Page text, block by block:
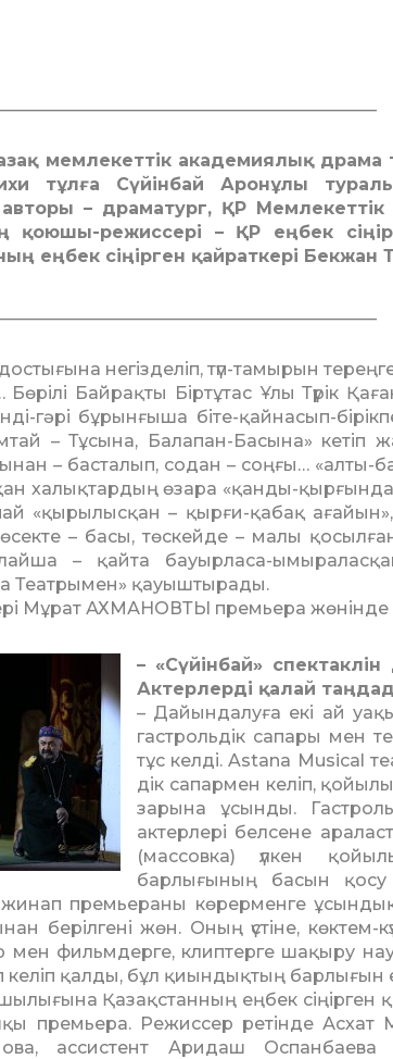
мемлекеттік академиялық драма
тұлға Сүйінбай Аронұлы
– драматург, ҚР
қоюшы-режиссері – ҚР еңбек
еңбек сіңірген қайраткері Бекжан
досты­ғына негізделіп, түп-тамырын
Байрақты Біртұтас Ұлы Түрік
гәрі бұрынғыша біте-қайнасып-
– Тұсына, Балапан-Басына» кетіп
– бас­­талып, содан – соңғы…
ха­­­лықтардың өзара «қанды-
«қырылысқан – қырғи-қабақ
– басы, төскейде – малы
– қайта бауырласа-
Теат­ры­мен» қауыштырады.
Мұрат АХМАНОВТЫ премьера жөнінде
– «Сүйінбай»
Актерлерді қалай
– Дайындалуға екі ай
гастрольдік сапары мен
тұс келді. Astana Musical
дік сапармен келіп,
зарына ұсынды.
актерлері белсене
(массовка) үлкен
барлығының басын
жинап пре­мьераны көрер­менге
берілгені жөн. Оның үстіне, көк­тем-
мен фильмдерге, клип­терге ша­қыру
қалды, бұл қиындықтың бар­лығын
Қазақстанның еңбек сіңірген
пре­мьера. Режиссер ретінде Асхат
ассистент Аридаш